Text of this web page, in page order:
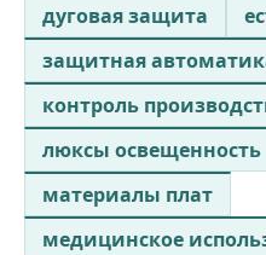
дуговая защита
защитная
контроль
люксы освещенность
материалы плат
медицинское